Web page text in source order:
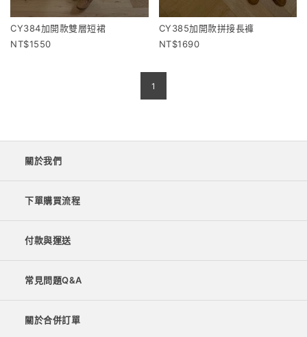
CY384加開款雙層短裙
1550
CY385加開款拼接長褲
1690
1
關於我們
下單購買流程
付款與運送
常見問題Q&A
關於合併訂單